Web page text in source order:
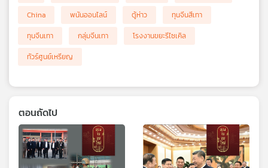
China
พนันออนไลน์ ตู้ห่าว
ทุนจีนสีเทา
ทุนจีนเทา
กลุ่มจีนเทา
โรงงานขยะรีไซเคิล
ทัวร์ศูนย์เหรียญ
ตอนถัดไป